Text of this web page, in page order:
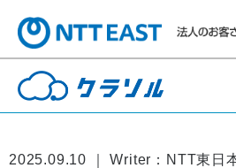
2025.09.10 ｜ Writer：NTT東日